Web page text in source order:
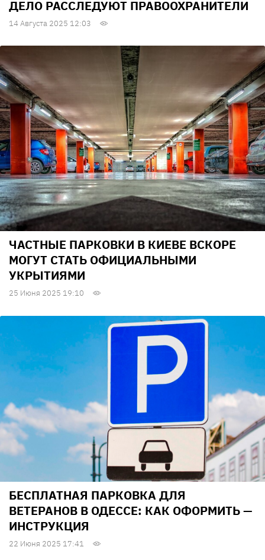
ДЕЛО РАССЛЕДУЮТ ПРАВООХРАНИТЕЛИ
14 Августа 2025 12:03
ЧАСТНЫЕ ПАРКОВКИ В КИЕВЕ ВСКОРЕ
МОГУТ СТАТЬ ОФИЦИАЛЬНЫМИ
УКРЫТИЯМИ
25 Июня 2025 19:10
БЕСПЛАТНАЯ ПАРКОВКА ДЛЯ
ВЕТЕРАНОВ В ОДЕССЕ: КАК ОФОРМИТЬ —
ИНСТРУКЦИЯ
22 Июня 2025 17:41